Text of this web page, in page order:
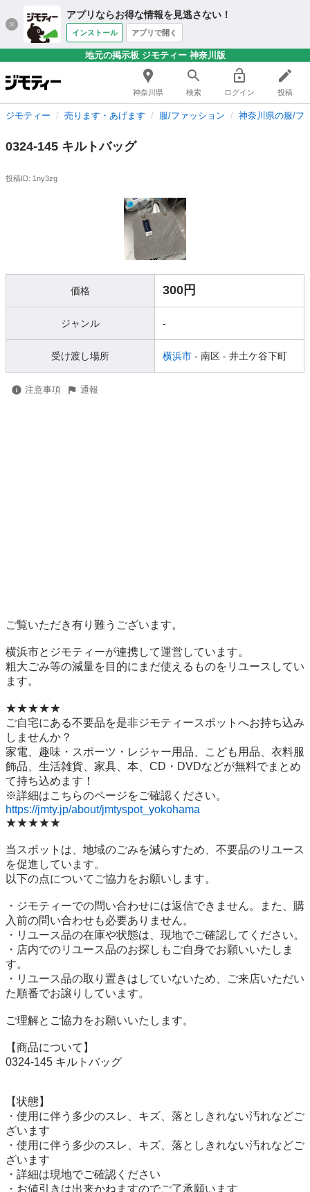
アプリならお得な情報を見逃さない！
インストール アプリで開く
地元の掲示板 ジモティー 神奈川版
神奈川県 検索 ログイン 投稿
ジモティー 売ります・あげます 服/ファッション 神奈川県の服/フ
0324-145 キルトバッグ
投稿ID: 1ny3zg
価格 300円
ジャンル -
受け渡し場所 横浜市 - 南区 - 井土ケ谷下町
注意事項 通報
ご覧いただき有り難うございます。
横浜市とジモティーが連携して運営しています。
粗⼤ごみ等の減量を⽬的にまだ使えるものをリユースしてい
ます。
★★★★★
ご自宅にある不要品を是非ジモティースポットへお持ち込み
しませんか？
家電、趣味・スポーツ・レジャー用品、こども用品、衣料服
飾品、生活雑貨、家具、本、CD・DVDなどが無料でまとめ
て持ち込めます！
https://jmty.jp/about/jmtyspot_yokohama
★★★★★
当スポットは、地域のごみを減らすため、不要品のリユース
を促進しています。
以下の点についてご協力をお願いします。
・ジモティーでの問い合わせには返信できません。また、購
入前の問い合わせも必要ありません。
・リユース品の在庫や状態は、現地でご確認してください。
・店内でのリユース品のお探しもご自身でお願いいたしま
す。
・リユース品の取り置きはしていないため、ご来店いただい
た順番でお譲りしています。
ご理解とご協力をお願いいたします。
【商品について】
0324-145 キルトバッグ
【状態】
・使用に伴う多少のスレ、キズ、落としきれない汚れなどご
ざいます
・使用に伴う多少のスレ、キズ、落としきれない汚れなどご
ざいます
・詳細は現地でご確認ください
・お値引きは出来かねますのでご了承願います